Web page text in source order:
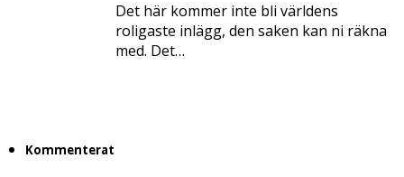
Det här kommer inte bli världens
roligaste inlägg, den saken kan ni räkna
med. Det…
Kommenterat